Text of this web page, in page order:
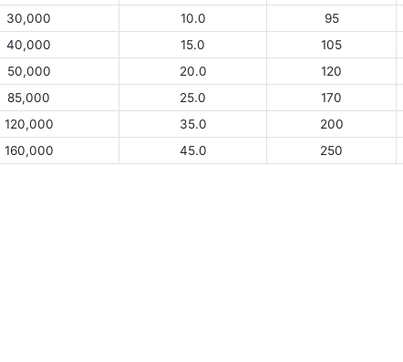
30,000 10.0 95
40,000 15.0 105
50,000 20.0 120
85,000 25.0 170
120,000 35.0 200
160,000 45.0 250